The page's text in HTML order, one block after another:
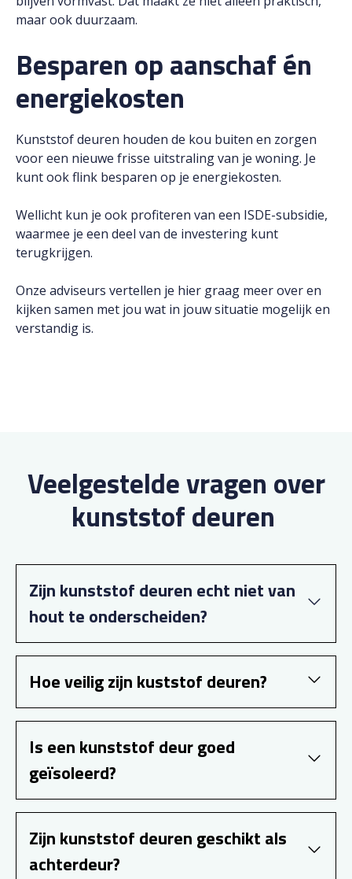
maar ook duurzaam.
Besparen op aanschaf én
energiekosten
Kunststof deuren houden de kou buiten en zorgen
voor een nieuwe frisse uitstraling van je woning. Je
kunt ook flink besparen op je energiekosten.
Wellicht kun je ook profiteren van een ISDE-subsidie,
waarmee je een deel van de investering kunt
terugkrijgen.
Onze adviseurs vertellen je hier graag meer over en
kijken samen met jou wat in jouw situatie mogelijk en
verstandig is.
Veelgestelde vragen over
kunststof deuren
Zijn kunststof deuren echt niet van
hout te onderscheiden?
Hoe veilig zijn kuststof deuren?
Is een kunststof deur goed
geïsoleerd?
Zijn kunststof deuren geschikt als
achterdeur?